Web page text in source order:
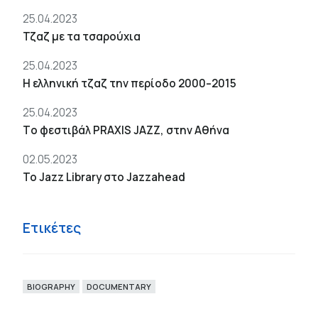
25.04.2023
Τζαζ με τα τσαρούχια
25.04.2023
Η ελληνική τζαζ την περίοδο 2000–2015
25.04.2023
Tο φεστιβάλ PRAXIS JAZZ, στην Αθήνα
02.05.2023
To Jazz Library στο Jazzahead
Ετικέτες
BIOGRAPHY DOCUMENTARY